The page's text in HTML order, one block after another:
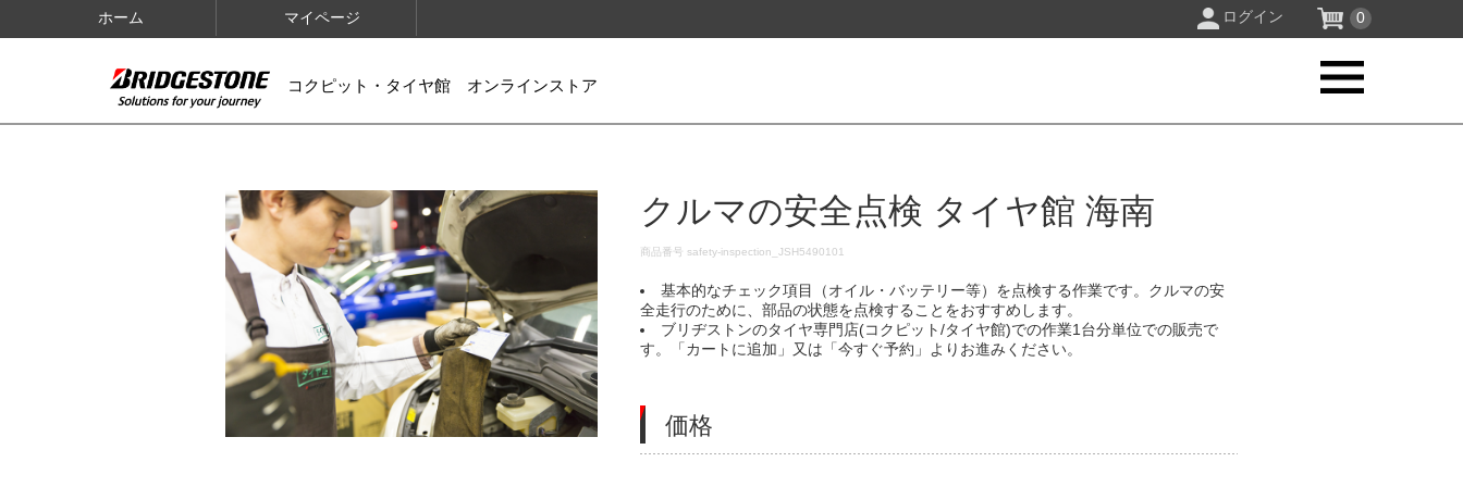
ホーム マイページ ログイン 0
コクピット・タイヤ館 オンラインストア
IMAGES クルマの安全点検 タイヤ館 海南
DETAILS
商品番号 safety-inspection_JSH5490101
基本的なチェック項目（オイル・バッテリー等）を点検する作業です。クルマの安
全走行のために、部品の状態を点検することをおすすめします。
ブリヂストンのタイヤ専門店(コクピット/タイヤ館)での作業1台分単位での販売で
す。「カートに追加」又は「今すぐ予約」よりお進みください。
価格